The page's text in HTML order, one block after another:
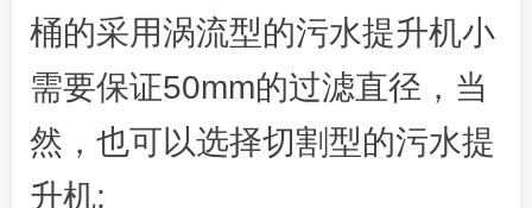
桶的采用涡流型的污水提升机小
需要保证50mm的过滤直径，当
然，也可以选择切割型的污水提
升机;